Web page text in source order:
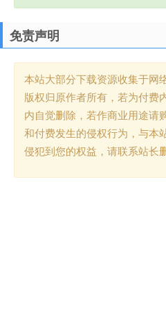
免责声明
本站大部分下载资源收集于网
版权归原作者所有，若为付费
内自觉删除，若作商业用途请
和付费发生的侵权行为，与本
侵犯到您的权益，请联系站长